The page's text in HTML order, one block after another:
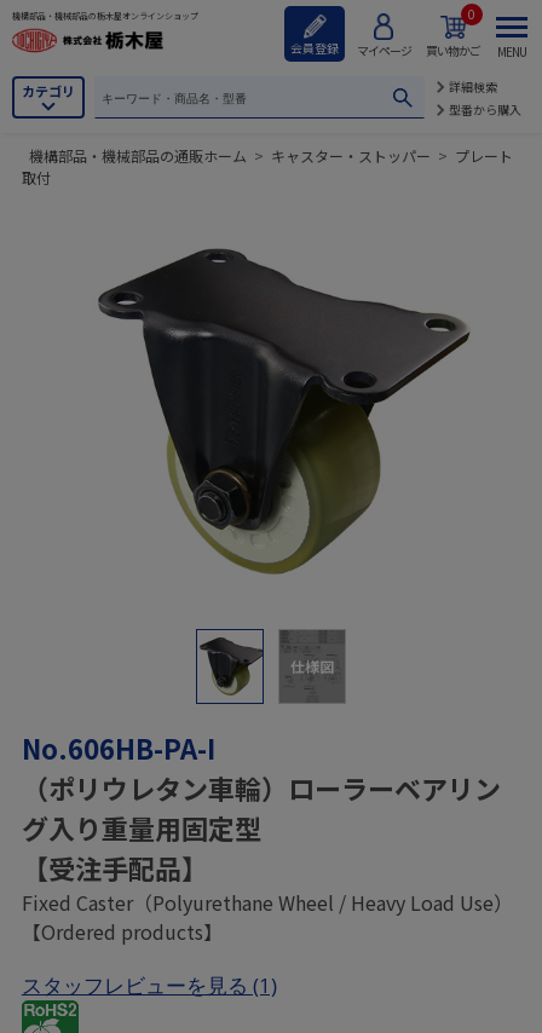
機構部品・機械部品の栃木屋オンラインショップ
会員登録 マイページ 買い物かご
0
カテゴリ
詳細検索
型番から購入
MENU
機構部品・機械部品の通販ホーム > キャスター・ストッパー > プレート
取付
仕様図
No.606HB-PA-I
（ポリウレタン車輪）ローラーベアリン
グ入り重量用固定型
【受注手配品】
Fixed Caster（Polyurethane Wheel / Heavy Load Use）
【Ordered products】
スタッフレビューを見る (1)